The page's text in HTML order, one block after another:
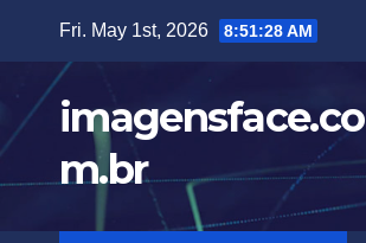
content
Fri. May 1st, 2026 8:51:28 AM
imagensface.co
m.br